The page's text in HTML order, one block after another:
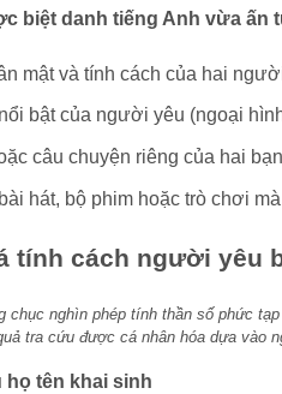
biệt danh tiếng Anh vừa ấn
mật và tính cách của hai
bật của người yêu (ngoại
câu chuyện riêng của hai
hát, bộ phim hoặc trò chơi
tính cách người yêu
chục nghìn phép tính thần số phức
tra cứu được cá nhân hóa dựa vào
họ tên khai sinh